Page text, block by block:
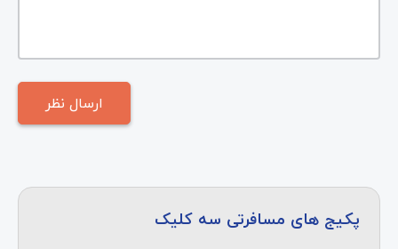
پکیج های مسافرتی سه کلیک